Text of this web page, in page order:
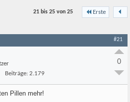
Erste
21 bis 25 von 25
#21
Beiträge: 2.179
0
Pillen mehr!